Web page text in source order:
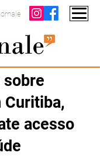
sobre
Curitiba,
acesso